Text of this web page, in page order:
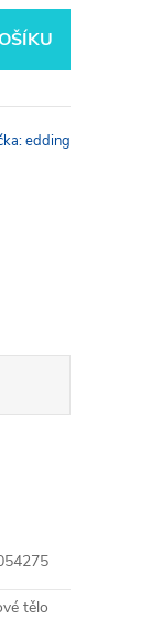
edding
tělo